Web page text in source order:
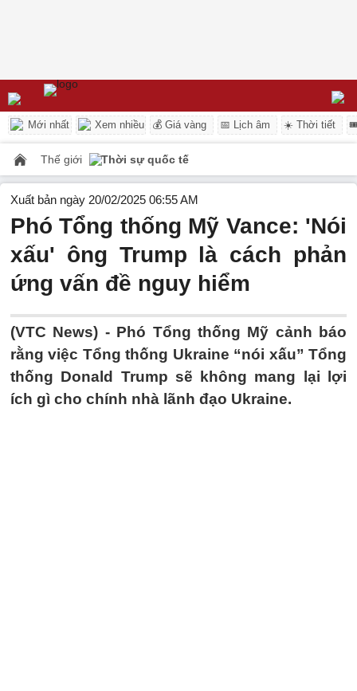
Mới nhất Xem nhiều 💰 Giá vàng 📅 Lịch âm ☀️ Thời tiết
Thế giới Thời sự quốc tế
Xuất bản ngày 20/02/2025 06:55 AM
Phó Tổng thống Mỹ Vance: 'Nói
xấu' ông Trump là cách phản
ứng vấn đề nguy hiểm
(VTC News) - Phó Tổng thống Mỹ cảnh báo
rằng việc Tổng thống Ukraine “nói xấu” Tổng
thống Donald Trump sẽ không mang lại lợi
ích gì cho chính nhà lãnh đạo Ukraine.